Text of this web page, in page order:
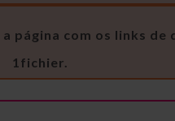
página com os links
1fichier.